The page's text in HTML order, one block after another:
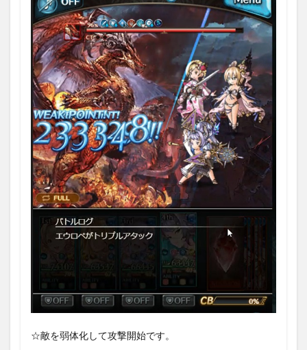
☆敵を弱体化して攻撃開始です。